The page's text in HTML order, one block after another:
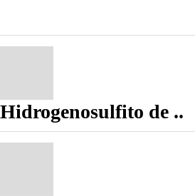
Hidrogenosulfito de ..